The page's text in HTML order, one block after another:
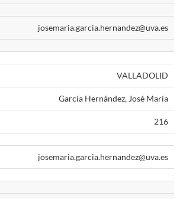
josemaria.garcia.hernandez@uva.es
VALLADOLID
García Hernández, José María
216
josemaria.garcia.hernandez@uva.es